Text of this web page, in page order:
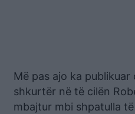
Më pas ajo ka
shkurtër në të cilën
mbajtur mbi shpatulla